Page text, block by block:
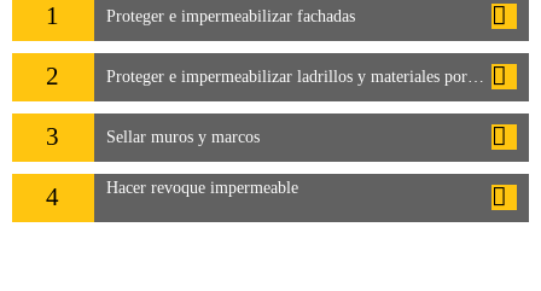
1 Proteger e impermeabilizar fachadas
2 Proteger e impermeabilizar ladrillos y materiales porosos
3 Sellar muros y marcos
4 Hacer revoque impermeable